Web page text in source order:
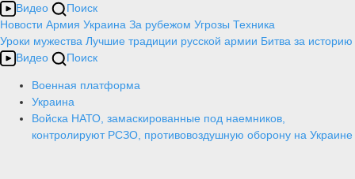
Видео
Поиск
Новости Армия Украина За рубежом Угрозы Техника
Уроки мужества Лучшие традиции русской армии Битва за историю
Видео
Поиск
Военная платформа
Украина
Войска НАТО, замаскированные под наемников,
контролируют РСЗО, противовоздушную оборону на Украине